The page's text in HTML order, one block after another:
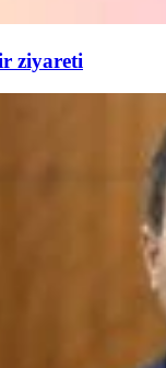
ziyareti